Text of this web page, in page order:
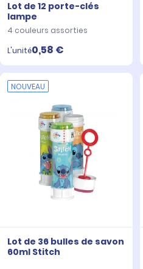
Lot de 12 porte-clés
lampe
4 couleurs assorties
L'unité0,58 €
NOUVEAU
Lot de 36 bulles de savon
60ml Stitch